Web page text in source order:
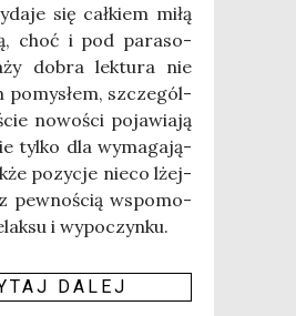
się cał­kiem miłą
choć i pod para­so­
dobra lek­tu­ra nie
pomy­słem, szcze­gól­
nowo­ści poja­wia­ją
tyl­ko dla wyma­ga­ją­
pozy­cje nie­co lżej­
pew­no­ścią wspo­mo­
i wypo­czyn­ku.
DALEJ